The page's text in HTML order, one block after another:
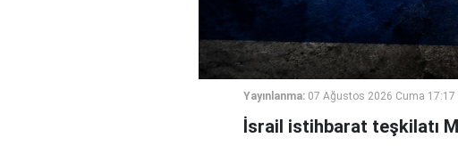
Yayınlanma: 07 Ağustos 2026 Cuma 17:17
İsrail istihbarat teşkilatı